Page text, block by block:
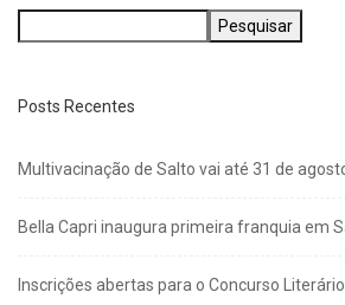
Pesquisar
Posts Recentes
Multivacinação de Salto vai até 31 de
Bella Capri inaugura primeira franquia em
Inscrições abertas para o Concurso